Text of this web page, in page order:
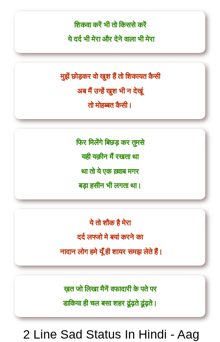
शिकवा करें भी तो किससे करें
ये दर्द भी मेरा और देने वाला भी मेरा
मुझें छोड़कर वो खुश हैं तो शिकायत कैसी
अब मैं उन्हें खुश भी न देखूं
तो मोहब्बत कैसी।
फिर मिलेंगे बिछड़ कर तुमसे
यही यक़ीन मैं रखता था
था तो ये एक ख़्वाब मगर
बड़ा हसीन भी लगता था।
ये तो शौक है मेरा
दर्द लफ्जो मे बयां करने का
नादान लोग हमे यूँ ही शायर समझ लेते हैं।
ख़त जो लिखा मैनें वफादारी के पते पर
डाकिया ही चल बसा शहर ढूंढ़ते ढूंढ़ते।
2 Line Sad Status In Hindi - Aag